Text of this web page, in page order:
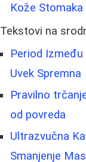
Kože
Tekstovi na
Period Između
Uvek Spremna
Pravilno
od povreda
Ultrazvučna
Smanjenje